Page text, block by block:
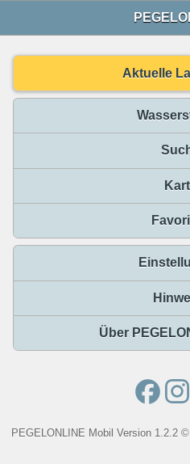
Aktuelle
Über
PEGELONLINE Mobil Version 1.2.2